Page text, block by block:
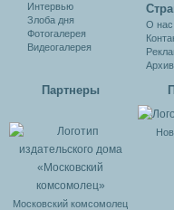
Интервью
Злоба дня
Фотогалерея
Видеогалерея
О нас
Архив
Партнеры
Московский комсомолец